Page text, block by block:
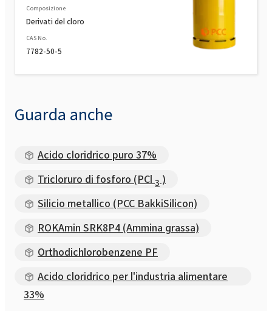
Composizione
Derivati del cloro
CAS No.
7782-50-5
Guarda anche
Acido cloridrico puro 37%
Tricloruro di fosforo (PCl 3 )
Silicio metallico (PCC BakkiSilicon)
ROKAmin SRK8P4 (Ammina grassa)
Orthodichlorobenzene PF
Acido cloridrico per l'industria alimentare
33%